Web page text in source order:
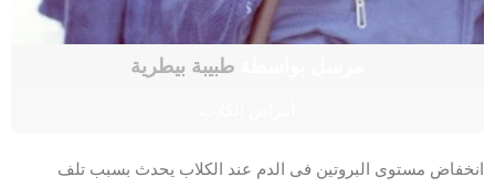
طبيبة بيطرية
انخفاض مستوى البروتين فى الدم عند الكلاب يحدث بسبب تلف